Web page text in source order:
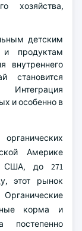
хозяйства,
детским
и продуктам
внутреннего
становится
Интеграция
и особенно в
Америке
США, до 271
этот рынок
корма и
постепенно